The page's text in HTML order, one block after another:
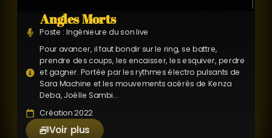
Angles Morts
Poste : Ingénieure du son live
Pour avancer, il faut bondir sur le ring, se battre,
prendre des coups, les encaisser, les esquiver, perdre
et gagner. Portée par les rythmes électro pulsants de
Sara Machine et les mouvements acérés de Kenza
Deba, Joëlle Sambi...
Création 2022
Voir plus